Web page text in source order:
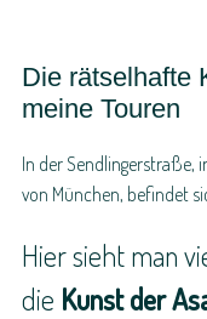
Die rätselhafte
meine Touren
In der Sendlingerstraße,
von München, befindet
Hier sieht man
die Kunst der